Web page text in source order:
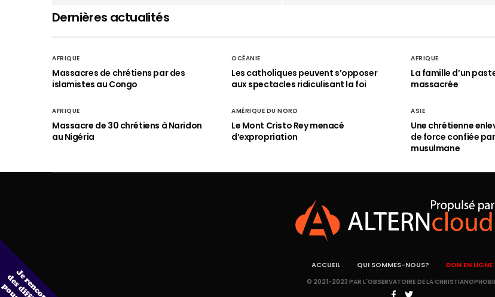
Dernières actualités
AFRIQUE
Massacres de chrétiens par des
islamistes au Congo
OCÉANIE
Les catholiques peuvent s’opposer
aux spectacles ridiculisant la foi
AFRIQUE
La famille d’un
massacrée
AFRIQUE
Massacre de 30 chrétiens à Naridon
au Nigéria
AMÉRIQUE DU NORD
Le Mont Cristo Rey menacé
d’expropriation
ASIE
Une chrétienne
de force confiée
musulmane
ACCUEIL QUI SOMMES-NOUS? DON EN LIGNE
© 2021-2023 PAR L'OBSERVATOIRE DE LA